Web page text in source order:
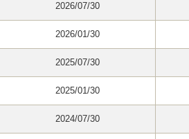
2026/07/30
2026/01/30
2025/07/30
2025/01/30
2024/07/30